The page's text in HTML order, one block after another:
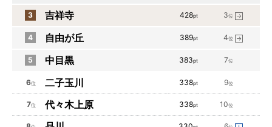
3 吉祥寺 428pt 3位
4 自由が丘 389pt 4位
5 中目黒 383pt 7位
6位 二子玉川 338pt 9位
7位 代々木上原 338pt 10位